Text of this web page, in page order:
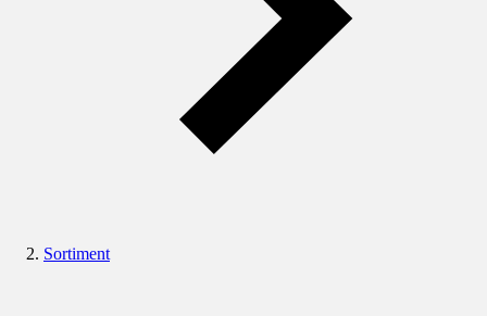
Sortiment